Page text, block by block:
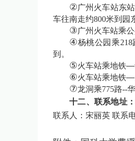
②广州火车站东
车往南走约800米到园
③广州火车站乘
④杨桃公园乘218
到。
⑤火车站乘地铁
⑥火车站乘地铁
⑦龙洞乘775路--
十二、联系地址：
联系人：宋丽英 联系